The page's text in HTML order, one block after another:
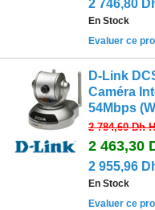
2 746,80
En Stock
Evaluer ce
D-Link
Caméra
54Mbps
2 784,60 Dh
2 463,30
2 955,96
En Stock
Evaluer ce